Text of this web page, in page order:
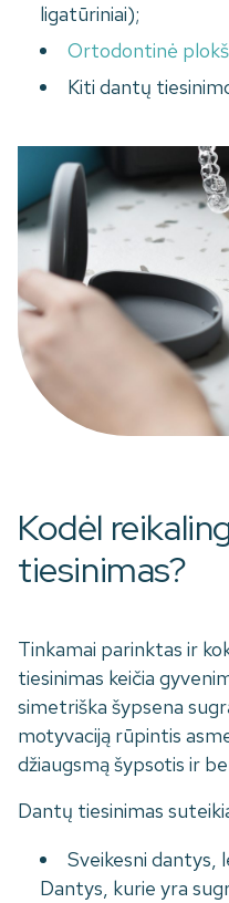
ligatūriniai);
Ortodontinė
Kiti dantų
Kodėl
tiesinimas?
Tinkamai parinktas ir
tiesinimas keičia
simetriška šypsena
motyvaciją rūpintis
džiaugsmą šypsotis ir
Dantų tiesinimas
Sveikesni dantys,
Dantys, kurie yra